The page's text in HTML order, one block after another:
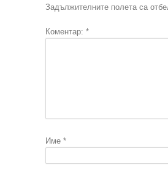
Задължителните полета са
Коментар: *
Име *